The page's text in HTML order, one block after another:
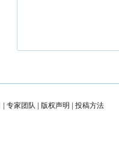
专家团队 版权声明
投稿方法